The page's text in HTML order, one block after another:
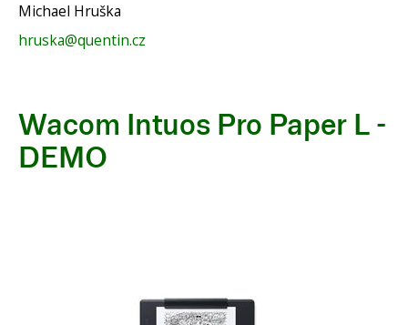
Michael Hruška
hruska@quentin.cz
Wacom Intuos Pro Paper L -
DEMO